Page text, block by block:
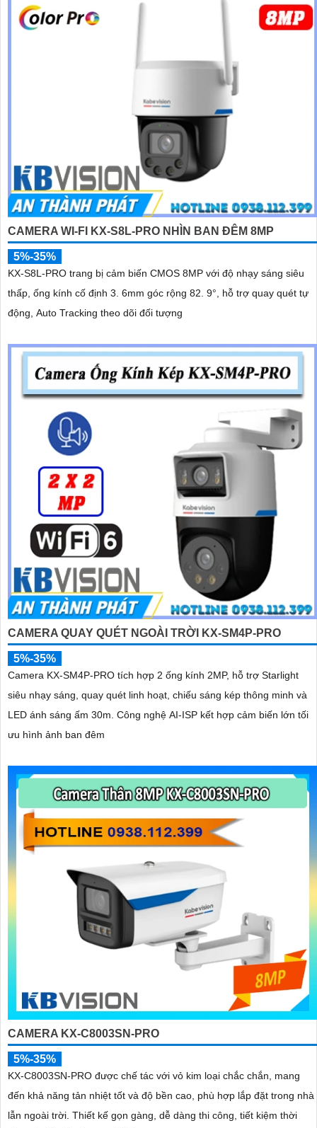
CAMERA WI-FI KX-S8L-PRO NHÌN BAN ĐÊM 8MP
5%-35%
KX-S8L-PRO trang bị cảm biến CMOS 8MP với độ nhạy sáng siêu
thấp, ống kính cố định 3. 6mm góc rộng 82. 9°, hỗ trợ quay quét tự
động, Auto Tracking theo dõi đối tượng
CAMERA QUAY QUÉT NGOÀI TRỜI KX-SM4P-PRO
5%-35%
Camera KX-SM4P-PRO tích hợp 2 ống kính 2MP, hỗ trợ Starlight
siêu nhạy sáng, quay quét linh hoạt, chiếu sáng kép thông minh và
LED ánh sáng ấm 30m. Công nghệ AI-ISP kết hợp cảm biến lớn tối
ưu hình ảnh ban đêm
CAMERA KX-C8003SN-PRO
5%-35%
KX-C8003SN-PRO được chế tác với vỏ kim loại chắc chắn, mang
đến khả năng tản nhiệt tốt và độ bền cao, phù hợp lắp đặt trong nhà
lẫn ngoài trời. Thiết kế gọn gàng, dễ dàng thi công, tiết kiệm thời